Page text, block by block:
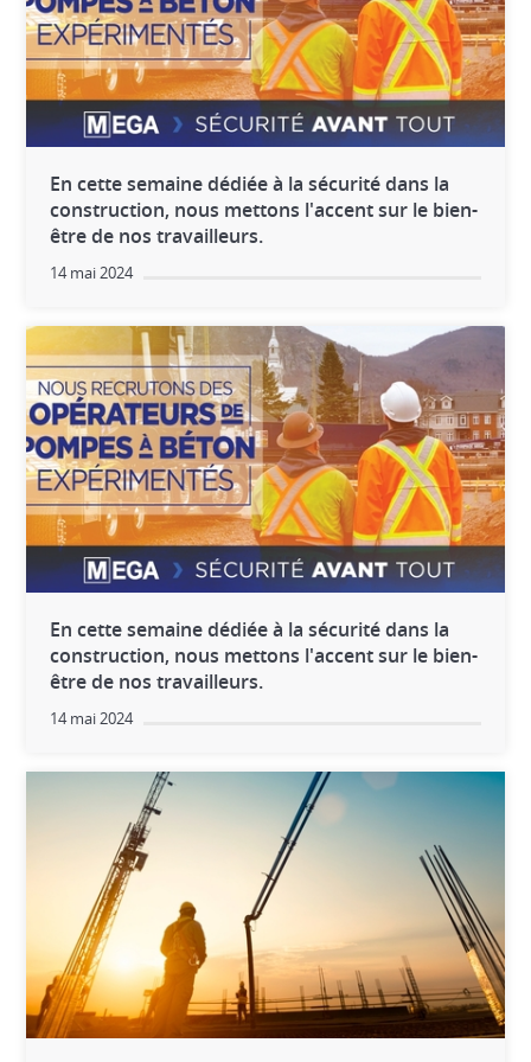
DISTRIBUTEURS DE BÉTON AUTOMOTRICES
En cette semaine dédiée à la sécurité dans la
construction, nous mettons l'accent sur le bien-
être de nos travailleurs.
14 mai 2024
En cette semaine dédiée à la sécurité dans la
construction, nous mettons l'accent sur le bien-
être de nos travailleurs.
14 mai 2024